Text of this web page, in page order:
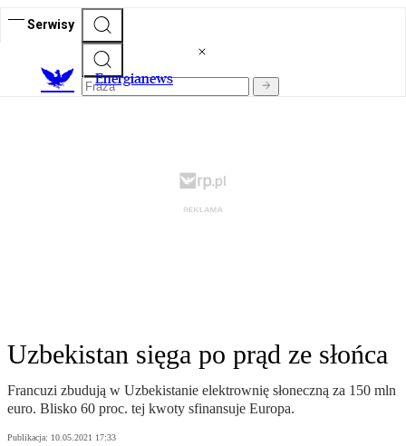
Serwisy
Energianews
Uzbekistan sięga po prąd ze słońca
Francuzi zbudują w Uzbekistanie elektrownię słoneczną za 150 mln
euro. Blisko 60 proc. tej kwoty sfinansuje Europa.
Publikacja: 10.05.2021 17:33